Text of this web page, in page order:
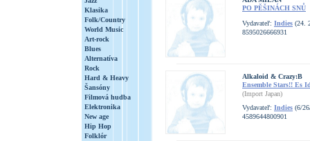
Klasika
Folk/Country
World Music
Art-rock
Blues
Alternatíva
Rock
Hard & Heavy
Šansóny
Filmová hudba
Elektronika
New age
Hip Hop
Folklór
PO PĚŠINÁCH SNŮ
Vydavateľ: Indies (24.
8595026666931
Alkaloid & Crazy:B
Ensemble Stars!! Es
(Import Japan)
Vydavateľ: Indies (6/
4589644800901